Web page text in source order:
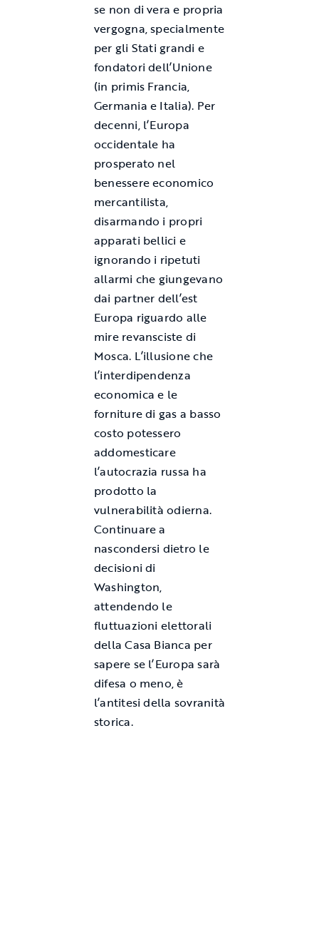
se non di vera e propria
vergogna, specialmente
per gli Stati grandi e
fondatori dell’Unione
(in primis Francia,
Germania e Italia). Per
decenni, l’Europa
occidentale ha
prosperato nel
benessere economico
mercantilista,
disarmando i propri
apparati bellici e
ignorando i ripetuti
allarmi che giungevano
dai partner dell’est
Europa riguardo alle
mire revansciste di
Mosca. L’illusione che
l’interdipendenza
economica e le
forniture di gas a basso
costo potessero
addomesticare
l’autocrazia russa ha
prodotto la
vulnerabilità odierna.
Continuare a
nascondersi dietro le
decisioni di
Washington,
attendendo le
fluttuazioni elettorali
della Casa Bianca per
sapere se l’Europa sarà
difesa o meno, è
l’antitesi della sovranità
storica.